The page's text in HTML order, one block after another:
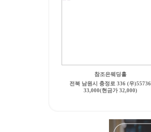
참조은웨딩홀
전북 남원시 충정로 336 (우)55736
33,000(현금가 32,000)